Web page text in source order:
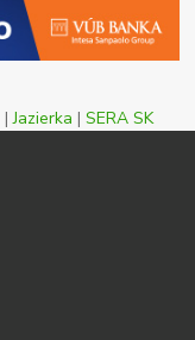
|Jazierka | SERA SK